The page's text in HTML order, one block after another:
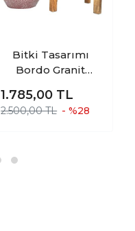
Bitki Tasarımı
Bordo Granit
Saksılık Salon
Çiçeklik İkili Set
1.785,00 TL
2.500,00 TL - %28